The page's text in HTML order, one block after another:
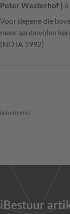
Peter Westerhof |
Voor degene die
meer aanbevolen
(NOTA 1992)
(advertentie)
iBestuur